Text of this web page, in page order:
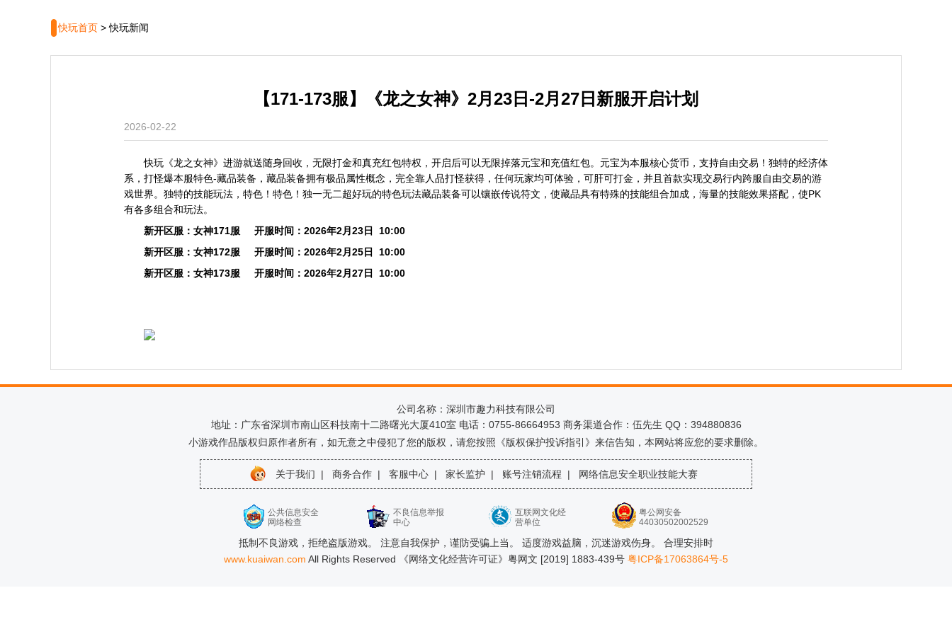
快玩首页 >快玩新闻
【171-173服】《龙之女神》2月23日-2月27日新服开启计划
2026-02-22
快玩《龙之女神》进游就送随身回收，无限打金和真充红包特权，开启后可以无限掉落元宝和充值红包。元宝为本服核心货币，支持自由交易！独特的经济体
系，打怪爆本服特色-藏品装备，藏品装备拥有极品属性概念，完全靠人品打怪获得，任何玩家均可体验，可肝可打金，并且首款实现交易行内跨服自由交易的游
戏世界。独特的技能玩法，特色！特色！独一无二超好玩的特色玩法藏品装备可以镶嵌传说符文，使藏品具有特殊的技能组合加成，海量的技能效果搭配，使PK
有各多组合和玩法。
新开区服：女神171服 开服时间：2026年2月23日 10:00
新开区服：女神172服 开服时间：2026年2月25日 10:00
新开区服：女神173服 开服时间：2026年2月27日 10:00
公司名称：深圳市趣力科技有限公司
地址：广东省深圳市南山区科技南十二路曙光大厦410室 电话：0755-86664953 商务渠道合作：伍先生 QQ：394880836
小游戏作品版权归原作者所有，如无意之中侵犯了您的版权，请您按照《版权保护投诉指引》来信告知，本网站将应您的要求删除。
关于我们 | 商务合作 | 客服中心 | 家长监护 | 账号注销流程 | 网络信息安全职业技能大赛
公共信息安全
网络检查
不良信息举报
中心
互联网文化经
营单位
粤公网安备
44030502002529
抵制不良游戏，拒绝盗版游戏。 注意自我保护，谨防受骗上当。 适度游戏益脑，沉迷游戏伤身。 合理安排时
www.kuaiwan.com All Rights Reserved 《网络文化经营许可证》粤网文 [2019] 1883-439号 粤ICP备17063864号-5